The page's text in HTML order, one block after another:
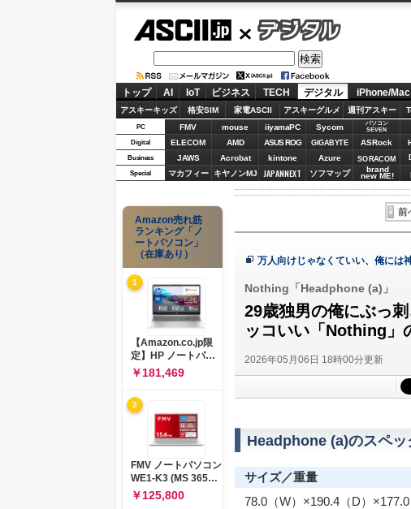
デジタル
トップ AI IoT ビジネス TECH デジタル iPhone/Mac
アスキーキッズ 格安SIM 家電ASCII アスキーグルメ 週刊アスキー
PC FMV mouse iiyamaPC Sycom
パソコン
SEVEN
Digital ELECOM AMD ASUS ROG GIGABYTE ASRock
Business JAWS Acrobat kintone Azure SORACOM
Special マカフィー キヤノンMJ JAPANNEXT ソフマップ brand
new ME!
前
万人向けじゃなくていい、俺には
Nothing「Headphone (a)」
29歳独男の俺にぶっ
ッコいい「Nothing」
2026年05月06日 18時00分更新
Headphone (a)のスペッ
サイズ／重量
78.0（W）×190.4（D）
Amazon売れ筋
ランキング「ノ
ートパソコン」
（在庫あり）
1
【Amazon.co.jp限
定】HP ノートパソ
コン 15-fd 15.6イン
チ インテル Core 5
120U メモリ16GB
SSD512GB
Windows 11
Microsoft Office
2024搭載 WPS
Office搭載 カメラシ
ャッター 指紋認証 薄
型 Copilotキー搭載
ナチュラルシルバー
￥181,469
2
FMV ノートパソコン
WE1-K3 (MS 365
Personal/Copilotキ
ー搭載/Win 11/15.6
￥125,800